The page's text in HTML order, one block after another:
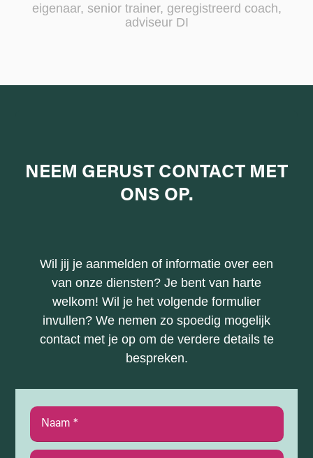
eigenaar, senior trainer, geregistreerd coach,
adviseur DI
NEEM GERUST CONTACT MET
ONS OP.
Wil jij je aanmelden of informatie over een
van onze diensten? Je bent van harte
welkom! Wil je het volgende formulier
invullen? We nemen zo spoedig mogelijk
contact met je op om de verdere details te
bespreken.